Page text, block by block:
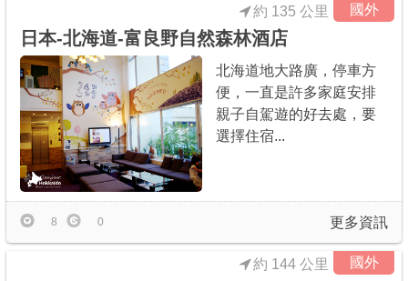
國外
約 135 公里
日本-北海道-富良野自然森林酒店
北海道地大路廣，停車方
便，一直是許多家庭安排
親子自駕遊的好去處，要
選擇住宿...
更多資訊
8 0
國外
約 144 公里